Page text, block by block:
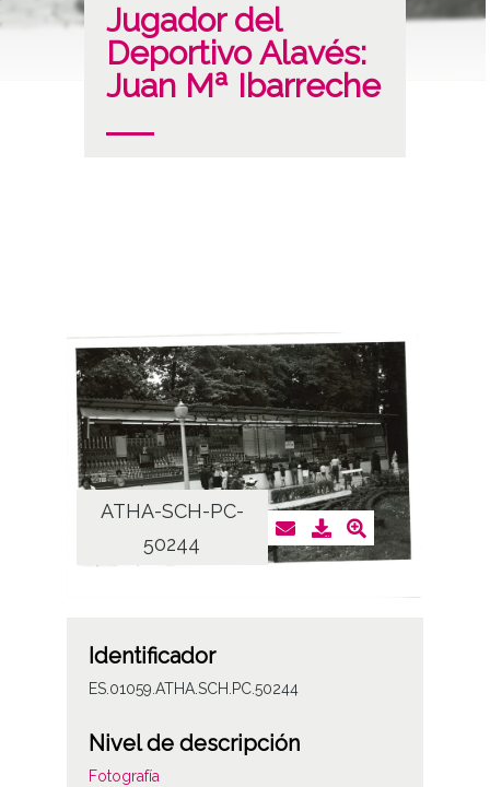
Jugador del
Deportivo Alavés:
Juan Mª Ibarreche
ATHA-SCH-PC-
50244
Identificador
ES.01059.ATHA.SCH.PC.50244
Nivel de descripción
Fotografía